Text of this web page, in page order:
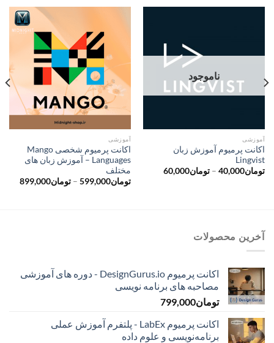
ناموجود
آموزشی
اکانت پرمیوم آموزش زبان
Lingvist
تومان40,000
– تومان60,000محدوده
تومان40,000
آموزشی
اکانت پرمیوم شخصی Mango
Languages – آموزش زبان های
مختلف
تومان599,000
– تومان899,000
آخرین محصولات
اکانت پرمیوم DesignGurus.io - دوره ‌های آموزشی
مصاحبه ‌های برنامه نویسی
تومان799,000
اکانت پرمیوم LabEx - پلتفرم آموزش عملی
برنامه‌نویسی و علوم داده